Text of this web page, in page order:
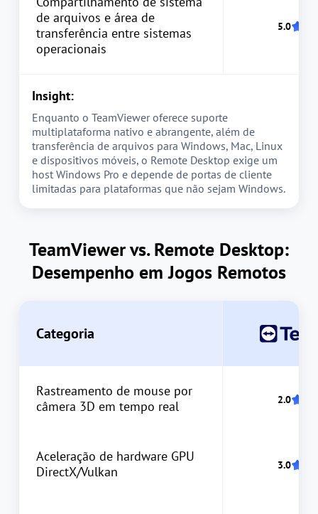
de arquivos e área de
transferência entre sistemas
operacionais
Insight:
Enquanto o TeamViewer oferece suporte
multiplataforma nativo e abrangente, além de
transferência de arquivos para Windows, Mac, Linux
e dispositivos móveis, o Remote Desktop exige um
host Windows Pro e depende de portas de cliente
limitadas para plataformas que não sejam Windows.
TeamViewer vs. Remote Desktop:
Desempenho em Jogos Remotos
Categoria
Rastreamento de mouse por
câmera 3D em tempo real
Aceleração de hardware GPU
DirectX/Vulkan